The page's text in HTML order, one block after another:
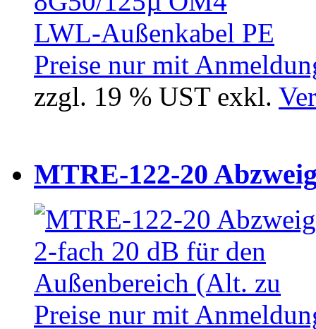
Preise nur mit
zzgl. 19 % UST exkl.
MTRE-122-20
Preise nur mit